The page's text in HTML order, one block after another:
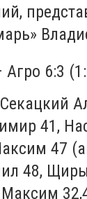
Агро 6:3
41,
47
48,